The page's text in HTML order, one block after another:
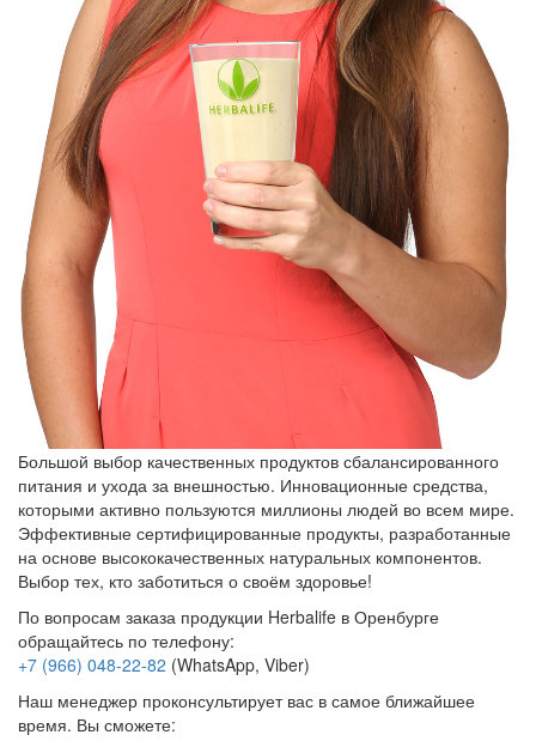
Большой выбор качественных продуктов сбалансированного
питания и ухода за внешностью. Инновационные средства,
которыми активно пользуются миллионы людей во всем мире.
Эффективные сертифицированные продукты, разработанные
на основе высококачественных натуральных компонентов.
Выбор тех, кто заботиться о своём здоровье!
По вопросам заказа продукции Herbalife в Оренбурге
обращайтесь по телефону:
+7 (966) 048-22-82 (WhatsApp, Viber)
Наш менеджер проконсультирует вас в самое ближайшее
время. Вы сможете: